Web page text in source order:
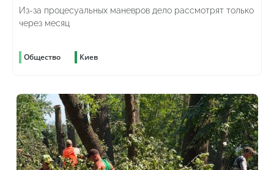
Из-за процесуальных маневров дело рассмотрят только
через месяц
Общество Киев